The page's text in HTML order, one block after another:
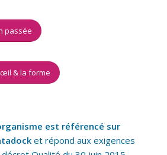
passée
&la forme
est référencé sur
et répond aux exigences